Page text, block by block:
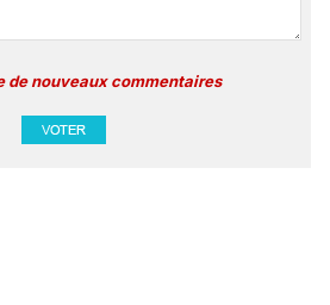
de nouveaux commentaires